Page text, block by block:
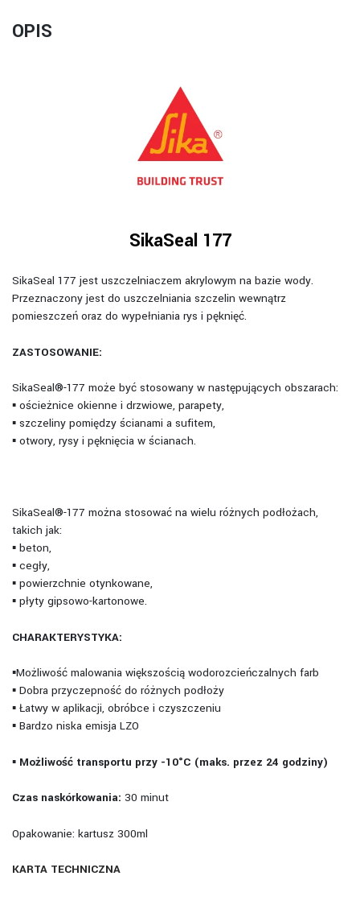
OPIS
SikaSeal 177
SikaSeal 177 jest uszczelniaczem akrylowym na bazie wody.
Przeznaczony jest do uszczelniania szczelin wewnątrz
pomieszczeń oraz do wypełniania rys i pęknięć.
ZASTOSOWANIE:
SikaSeal®-177 może być stosowany w następujących obszarach:
▪ ościeżnice okienne i drzwiowe, parapety,
▪ szczeliny pomiędzy ścianami a sufitem,
▪ otwory, rysy i pęknięcia w ścianach.
SikaSeal®-177 można stosować na wielu różnych podłożach,
takich jak:
▪ beton,
▪ cegły,
▪ powierzchnie otynkowane,
▪ płyty gipsowo-kartonowe.
CHARAKTERYSTYKA:
▪Możliwość malowania większością wodorozcieńczalnych farb
▪ Dobra przyczepność do różnych podłoży
▪ Łatwy w aplikacji, obróbce i czyszczeniu
▪ Bardzo niska emisja LZO
▪ Możliwość transportu przy -10°C (maks. przez 24 godziny)
Czas naskórkowania: 30 minut
Opakowanie: kartusz 300ml
KARTA TECHNICZNA